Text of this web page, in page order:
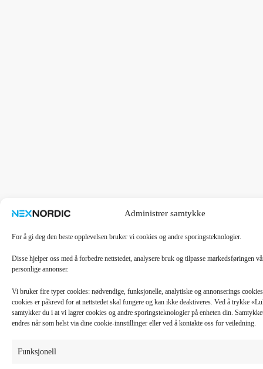
Administrer samtykke
For å gi deg den beste opplevelsen bruker vi cookies og andre sporingsteknologier.
Disse hjelper oss med å forbedre nettstedet, analysere bruk og tilpasse markedsføringen
personlige annonser.
Vi bruker fire typer cookies: nødvendige, funksjonelle, analytiske og annonserings
cookies er påkrevd for at nettstedet skal fungere og kan ikke deaktiveres. Ved å trykke
samtykker du i at vi lagrer cookies og andre sporingsteknologier på enheten din.
endres når som helst via dine cookie-innstillinger eller ved å kontakte oss for veiledning.
Funksjonell